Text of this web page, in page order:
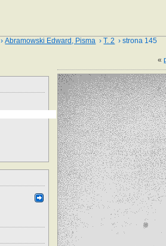
›Abramowski Edward, Pisma ›T. 2 › strona 145
«